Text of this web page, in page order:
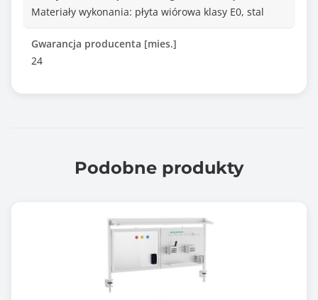
Materiały wykonania: płyta wiórowa klasy E0, stal
Gwarancja producenta [mies.]
24
Podobne produkty